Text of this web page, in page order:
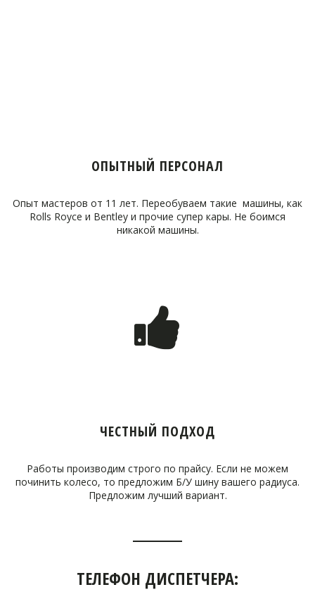
ОПЫТНЫЙ ПЕРСОНАЛ
Опыт мастеров от 11 лет. Переобуваем такие машины, как
Rolls Royce и Bentley и прочие супер кары. Не боимся
никакой машины.
ЧЕСТНЫЙ ПОДХОД
Работы производим строго по прайсу. Если не можем
починить колесо, то предложим Б/У шину вашего радиуса.
Предложим лучший вариант.
ТЕЛЕФОН ДИСПЕТЧЕРА: